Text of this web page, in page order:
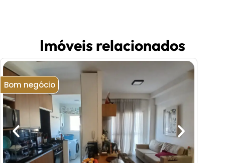
Imóveis relacionados
Bom negócio